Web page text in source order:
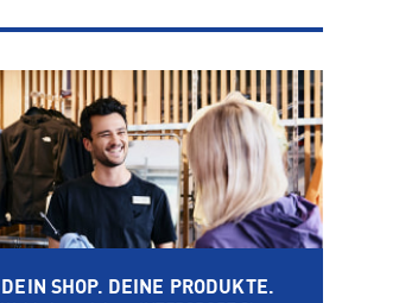
DEIN SHOP. DEINE PRODUKTE.